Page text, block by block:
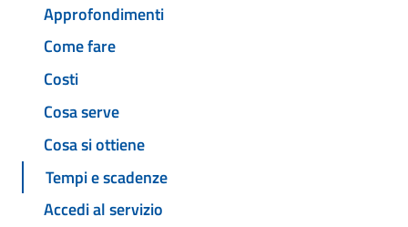
Approfondimenti
Come fare
Costi
Cosa serve
Cosa si ottiene
Tempi e scadenze
Accedi al servizio